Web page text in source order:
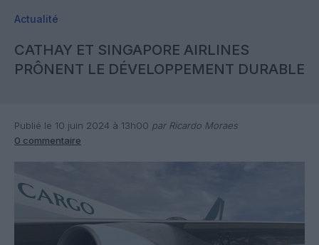
Actualité
CATHAY ET SINGAPORE AIRLINES
PRÔNENT LE DÉVELOPPEMENT DURABLE
Publié le 10 juin 2024 à 13h00 par Ricardo Moraes
0 commentaire